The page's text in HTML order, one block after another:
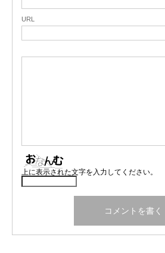
URL
上に表示された文字を入力してください。